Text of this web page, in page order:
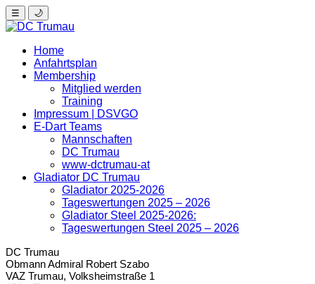
☰ 🌙
Home
Anfahrtsplan
Membership
Mitglied werden
Training
Impressum | DSVGO
E-Dart Teams
Mannschaften
DC Trumau
www-dctrumau-at
Gladiator DC Trumau
Gladiator 2025-2026
Tageswertungen 2025 – 2026
Gladiator Steel 2025-2026:
Tageswertungen Steel 2025 – 2026
DC Trumau
Obmann Admiral Robert Szabo
VAZ Trumau, Volksheimstraße 1